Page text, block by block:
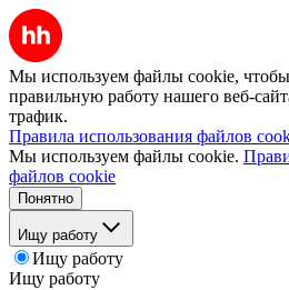
Мы используем файлы cookie, чтобы
правильную работу нашего веб-
трафик.
Правила использования файлов
Мы используем файлы cookie.
файлов cookie
Понятно
Ищу работу
Ищу работу
Ищу работу